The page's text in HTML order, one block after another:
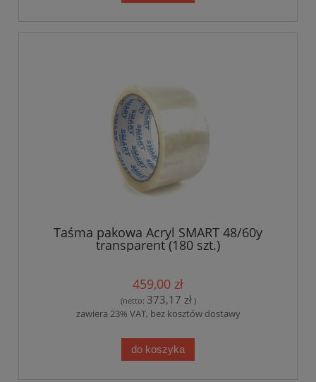
Taśma pakowa Acryl SMART 48/60y
transparent (180 szt.)
459,00 zł
(netto: 373,17 zł)
zawiera 23% VAT, bez kosztów dostawy
do koszyka